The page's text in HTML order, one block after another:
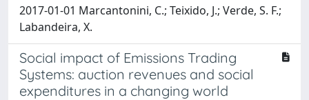
2017-01-01 Marcantonini, C.; Teixido, J.; Verde, S. F.;
Labandeira, X.
Social impact of Emissions Trading
Systems: auction revenues and social
expenditures in a changing world